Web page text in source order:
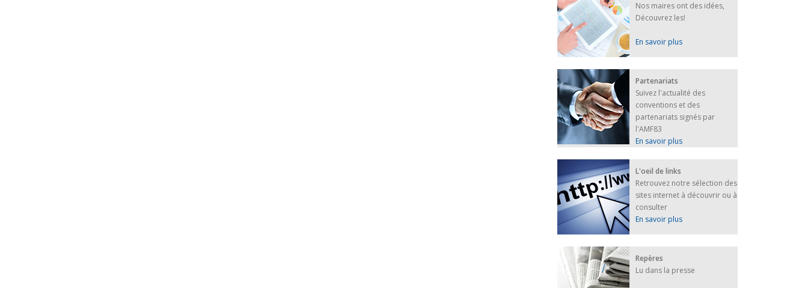
Nos maires ont des idées,
Découvrez les!
En savoir plus
Partenariats
Suivez l'actualité des
conventions et des
partenariats signés par
l'AMF83
En savoir plus
L'oeil de links
Retrouvez notre sélection des
sites internet à découvrir ou à
consulter
En savoir plus
Repères
Lu dans la presse